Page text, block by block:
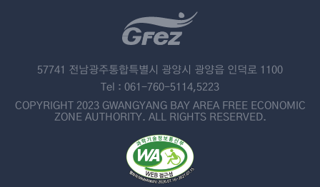
57741 전남광주통합특별시 광양시 광양읍 인덕로 1100
Tel : 061-760-5114,5223
COPYRIGHT 2023 GWANGYANG BAY AREA FREE ECONOMIC
ZONE AUTHORITY. ALL RIGHTS RESERVED.